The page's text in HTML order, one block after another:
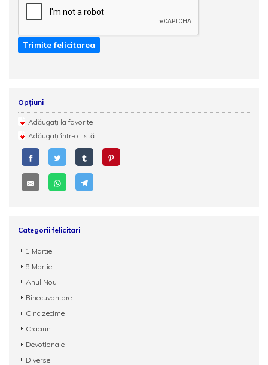
Trimite felicitarea
Opțiuni
Adăugați la favorite
Adăugați într-o listă
Categorii felicitari
1 Martie
8 Martie
Anul Nou
Binecuvantare
Cincizecime
Craciun
Devoționale
Diverse